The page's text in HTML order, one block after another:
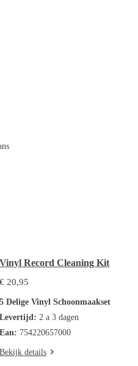
Vinyl Record Cleaning Kit
€ 20,95
5 Delige Vinyl Schoonmaakset
Levertijd: 2 a 3 dagen
Ean: 754220657000
Bekijk details